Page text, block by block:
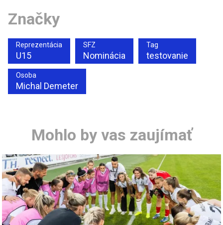
Značky
Reprezentácia
U15
SFZ
Nominácia
Tag
testovanie
Osoba
Michal Demeter
Mohlo by vas zaujímať